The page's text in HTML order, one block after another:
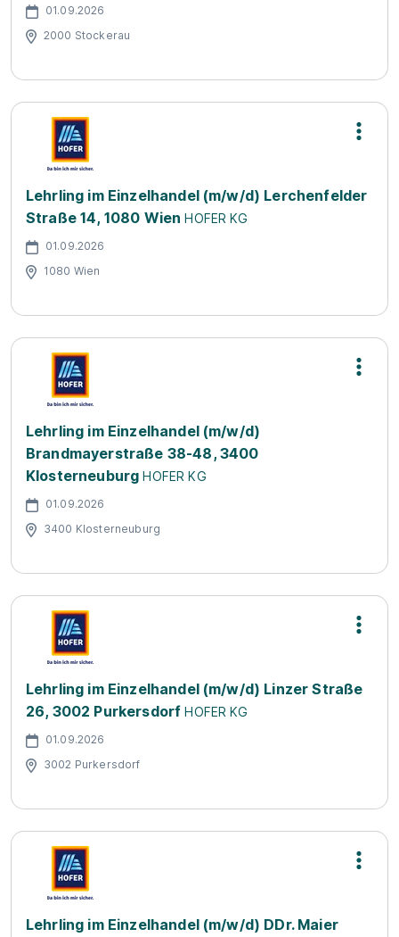
01.09.2026
2000 Stockerau
Lehrling im Einzelhandel (m/w/d) Lerchenfelder
Straße 14, 1080 Wien HOFER KG
01.09.2026
1080 Wien
Lehrling im Einzelhandel (m/w/d)
Brandmayerstraße 38-48, 3400
Klosterneuburg HOFER KG
01.09.2026
3400 Klosterneuburg
Lehrling im Einzelhandel (m/w/d) Linzer Straße
26, 3002 Purkersdorf HOFER KG
01.09.2026
3002 Purkersdorf
Lehrling im Einzelhandel (m/w/d) DDr. Maier